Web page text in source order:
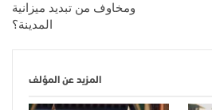
ومخاوف من تبديد ميزانية
المدينة؟
المزيد عن المؤلف